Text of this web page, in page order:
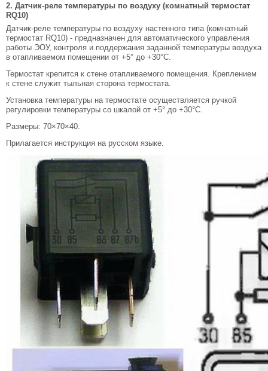
2. Датчик-реле температуры по воздуху (комнатный термостат
RQ10)
Датчик-реле температуры по воздуху настенного типа (комнатный
термостат RQ10) - предназначен для автоматического управления
работы ЭОУ, контроля и поддержания заданной температуры воздуха
в отапливаемом помещении от +5° до +30°С.
Термостат крепится к стене отапливаемого помещения. Креплением
к стене служит тыльная сторона термостата.
Установка температуры на термостате осуществляется ручкой
регулировки температуры со шкалой от +5° до +30°С.
Размеры: 70×70×40.
Прилагается инструкция на русском языке.